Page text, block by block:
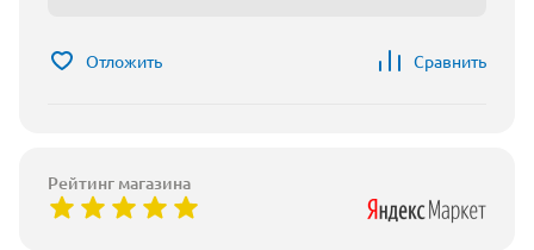
Отложить Сравнить
Рейтинг магазина